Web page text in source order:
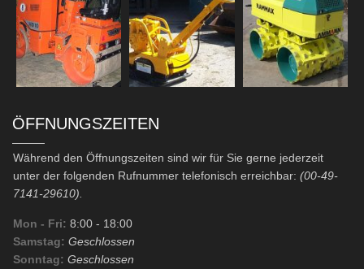
ÖFFNUNGSZEITEN
Während den Öffnungszeiten sind wir für Sie gerne jederzeit
unter der folgenden Rufnummer telefonisch erreichbar: (00-49-
7141-29610).
Mon - Fri: 8:00 - 18:00
Samstag: Geschlossen
Sonntag: Geschlossen